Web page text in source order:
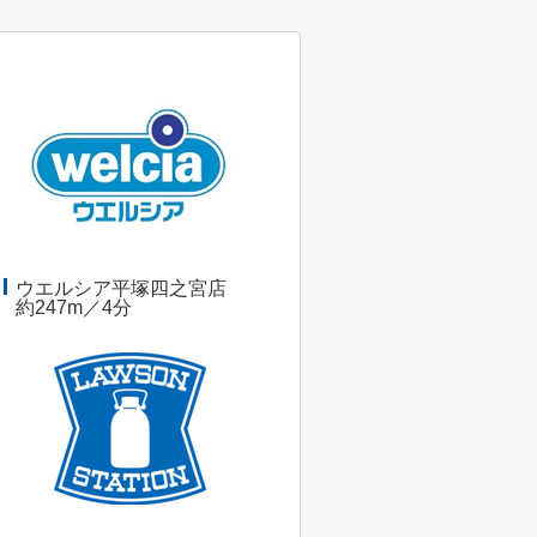
ウエルシア平塚四之宮店
約247m／4分